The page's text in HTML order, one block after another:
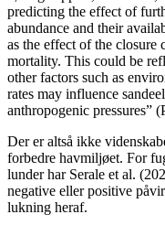
predicting the effect of
abundance and their
as the effect of the closure
mortality. This could be
other factors such as
rates may influence
anthropogenic pressures”
Der er altså ikke
forbedre havmiljøet. For
lunder har Serale et al.
negative eller positive
lukning heraf.